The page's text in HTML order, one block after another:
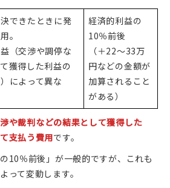
できたときに発
。
（交渉や調停な
獲得した利益の
によって異な
経済的利益の
10％前後
（＋22〜33万
円などの金額が
加算されること
がある）
や裁判などの結果として獲得した
支払う費用です。
10％前後」が一般的ですが、これも
って変動します。